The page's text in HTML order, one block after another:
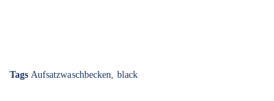
Tags Aufsatzwaschbecken, black